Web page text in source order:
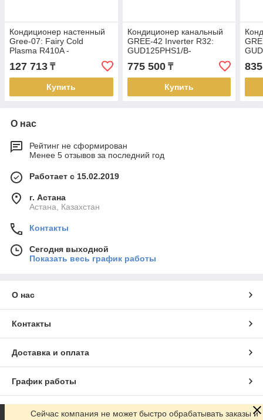
Кондиционер настенный
Gree-07: Fairy Cold
Plasma R410A -
GWH07ACAXA-K3NNA1A
(без соединительной
инсталляции)
127 713 ₸
Купить
Кондиционер канальный
GREE-42 Inverter R32:
GUD125PHS1/B-
S/GUD125W1/NhB-S (без
соединительной
инсталляции)
775 500₸
Купить
О нас
Рейтинг не сформирован
Менее 5 отзывов за последний год
Работает с 15.02.2019
г. Астана
Астана, Казахстан
Контакты
Сегодня выходной
Показать весь график работы
О нас
Контакты
Доставка и оплата
График работы
Полная версия сайта
Сейчас компания не может быстро обрабатывать заказы и